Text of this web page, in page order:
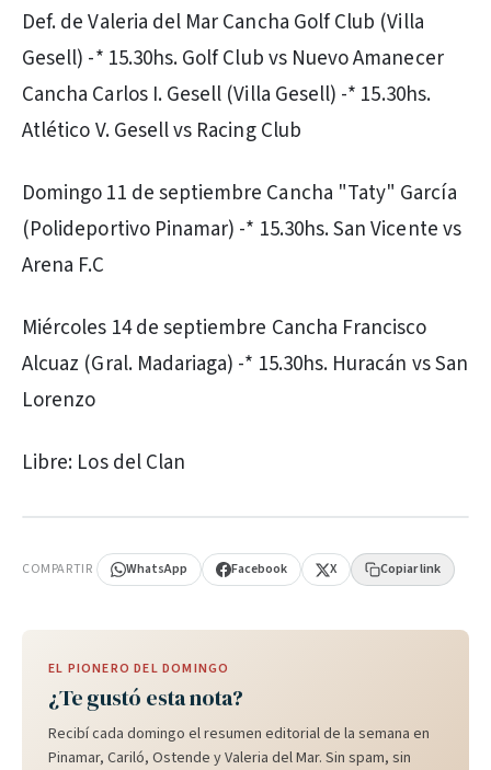
Def. de Valeria del Mar Cancha Golf Club (Villa
Gesell) -* 15.30hs. Golf Club vs Nuevo Amanecer
Cancha Carlos I. Gesell (Villa Gesell) -* 15.30hs.
Atlético V. Gesell vs Racing Club
Domingo 11 de septiembre Cancha "Taty" García
(Polideportivo Pinamar) -* 15.30hs. San Vicente vs
Arena F.C
Miércoles 14 de septiembre Cancha Francisco
Alcuaz (Gral. Madariaga) -* 15.30hs. Huracán vs San
Lorenzo
Libre: Los del Clan
COMPARTIR WhatsApp Facebook X Copiar link
EL PIONERO DEL DOMINGO
¿Te gustó esta nota?
Recibí cada domingo el resumen editorial de la semana en
Pinamar, Cariló, Ostende y Valeria del Mar. Sin spam, sin